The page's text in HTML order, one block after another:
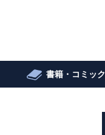
書籍・コミック